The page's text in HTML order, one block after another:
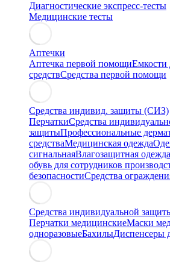
Диагностические экспресс-тесты
Медицинские тесты
Аптечки
Аптечка первой помощиЕмкости
средствСредства первой помощи
Средства индивид. защиты (СИЗ)
ПерчаткиСредства
защитыПрофессиональные
средстваМедицинская одежда
сигнальнаяВлагозащитная
обувь для сотрудников
безопасностиСредства
Средства индивидуальной
Перчатки медицинскиеМаски
одноразовыеБахилыДиспенсеры